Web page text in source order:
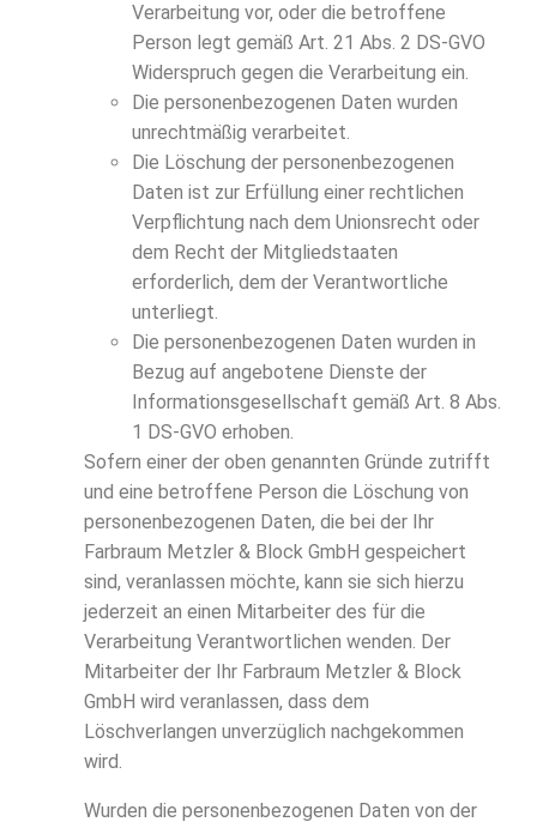
Verarbeitung vor, oder die betroffene
Person legt gemäß Art. 21 Abs. 2 DS-GVO
Widerspruch gegen die Verarbeitung ein.
Die personenbezogenen Daten wurden
unrechtmäßig verarbeitet.
Die Löschung der personenbezogenen
Daten ist zur Erfüllung einer rechtlichen
Verpflichtung nach dem Unionsrecht oder
dem Recht der Mitgliedstaaten
erforderlich, dem der Verantwortliche
unterliegt.
Die personenbezogenen Daten wurden in
Bezug auf angebotene Dienste der
Informationsgesellschaft gemäß Art. 8 Abs.
1 DS-GVO erhoben.
Sofern einer der oben genannten Gründe zutrifft
und eine betroffene Person die Löschung von
personenbezogenen Daten, die bei der Ihr
Farbraum Metzler & Block GmbH gespeichert
sind, veranlassen möchte, kann sie sich hierzu
jederzeit an einen Mitarbeiter des für die
Verarbeitung Verantwortlichen wenden. Der
Mitarbeiter der Ihr Farbraum Metzler & Block
GmbH wird veranlassen, dass dem
Löschverlangen unverzüglich nachgekommen
wird.
Wurden die personenbezogenen Daten von der